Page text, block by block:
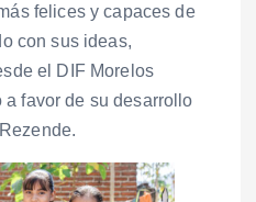
felices y capaces de
con sus ideas,
el DIF Morelos
favor de su desarrollo